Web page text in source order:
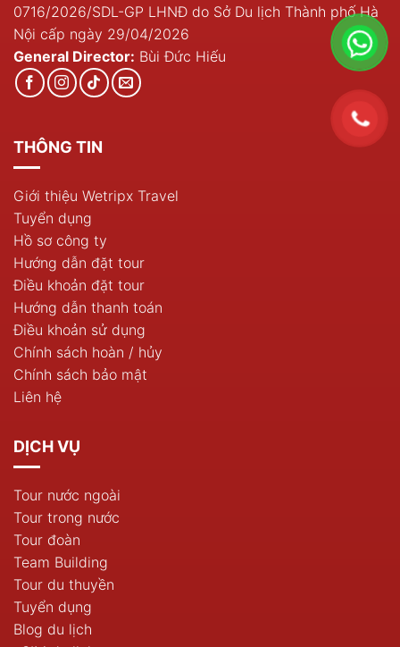
0716/2026/SDL-GP LHNĐ do Sở Du lịch Thành phố Hà
Nội cấp ngày 29/04/2026
General Director: Bùi Đức Hiếu
THÔNG TIN
Giới thiệu Wetripx Travel
Tuyển dụng
Hồ sơ công ty
Hướng dẫn đặt tour
Điều khoản đặt tour
Hướng dẫn thanh toán
Điều khoản sử dụng
Chính sách hoàn / hủy
Chính sách bảo mật
Liên hệ
DỊCH VỤ
Tour nước ngoài
Tour trong nước
Tour đoàn
Team Building
Tour du thuyền
Tuyển dụng
Blog du lịch